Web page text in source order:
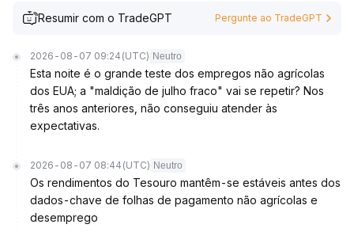
Resumir com o TradeGPT Pergunte ao TradeGPT
2026-08-07 09:24 (UTC) Neutro
Esta noite é o grande teste dos empregos não agrícolas
dos EUA; a "maldição de julho fraco" vai se repetir? Nos
três anos anteriores, não conseguiu atender às
expectativas.
2026-08-07 08:44 (UTC) Neutro
Os rendimentos do Tesouro mantêm-se estáveis antes dos
dados-chave de folhas de pagamento não agrícolas e
desemprego